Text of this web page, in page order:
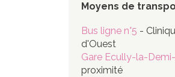
Moyens de
Bus ligne n°5 -
d'Ouest
Gare Ecully-la-
proximité